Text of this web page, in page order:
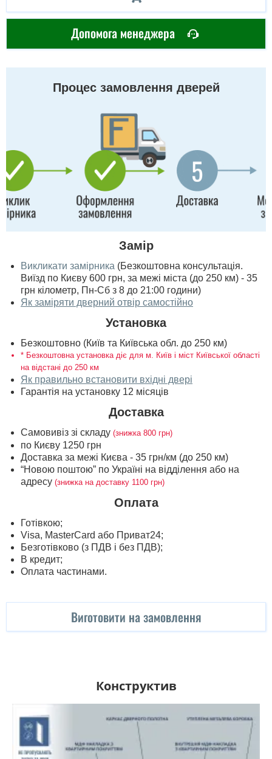
Допомога менеджера
Процес замовлення дверей
Замір
Викликати замірника (Безкоштовна консультація.
Виїзд по Києву 600 грн, за межі міста (до 250 км) - 35
грн кілометр, Пн-Сб з 8 до 21:00 години)
Як заміряти дверний отвір самостійно
Установка
Безкоштовно (Київ та Київська обл. до 250 км)
* Безкоштовна установка діє для м. Київ і міст Київської області
на відстані до 250 км
Як правильно встановити вхідні двері
Гарантія на установку 12 місяців
Доставка
Самовивіз зі складу (знижка 800 грн)
по Києву 1250 грн
Доставка за межі Києва - 35 грн/км (до 250 км)
“Новою поштою” по Україні на відділення або на
адресу (знижка на доставку 1100 грн)
Оплата
Готівкою;
Visa, MasterСard або Приват24;
Безготівково (з ПДВ і без ПДВ);
В кредит;
Оплата частинами.
Виготовити на замовлення
Конструктив